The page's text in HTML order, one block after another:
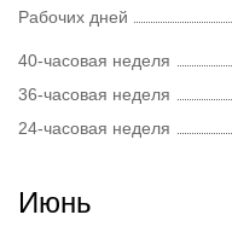
Рабочих дней
40-часовая неделя
36-часовая неделя
24-часовая неделя
Июнь